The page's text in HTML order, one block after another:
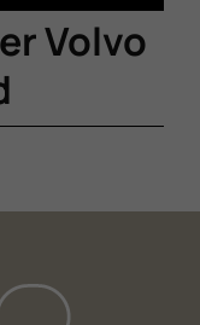
Volvo